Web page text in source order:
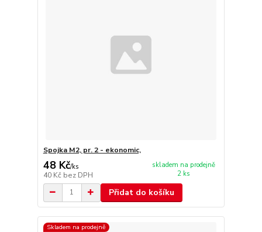
Spojka M2, pr. 2 - ekonomic,
48 Kč/ks
40 Kč bez DPH
skladem na prodejně
2 ks
Přidat do košíku
Skladem na prodejně